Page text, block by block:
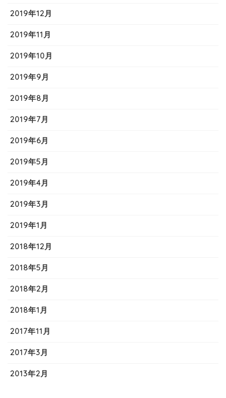
2019年12月
2019年11月
2019年10月
2019年9月
2019年8月
2019年7月
2019年6月
2019年5月
2019年4月
2019年3月
2019年1月
2018年12月
2018年5月
2018年2月
2018年1月
2017年11月
2017年3月
2013年2月